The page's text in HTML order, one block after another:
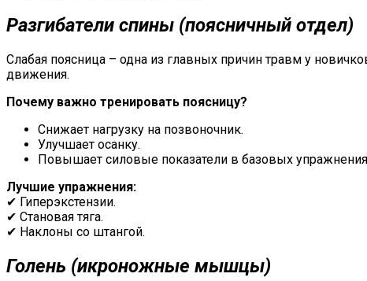
Разгибатели спины (поясничный отдел)
Слабая поясница – одна из главных причин травм у
движения.
Почему важно тренировать поясницу?
Снижает нагрузку на позвоночник.
Улучшает осанку.
Повышает силовые показатели в базовых
Лучшие упражнения:
✔ Гиперэкстензии.
✔ Становая тяга.
✔ Наклоны со штангой.
Голень (икроножные мышцы)